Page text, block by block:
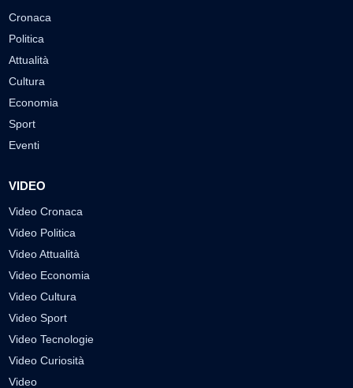
Cronaca
Politica
Attualità
Cultura
Economia
Sport
Eventi
VIDEO
Video Cronaca
Video Politica
Video Attualità
Video Economia
Video Cultura
Video Sport
Video Tecnologie
Video Curiosità
Video